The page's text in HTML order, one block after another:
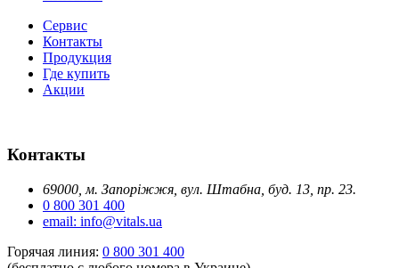
Сервис
Контакты
Продукция
Где купить
Акции
Контакты
69000, м. Запоріжжя, вул. Штабна, буд. 13, пр. 23.
0 800 301 400
email: info@vitals.ua
Горячая линия: 0 800 301 400